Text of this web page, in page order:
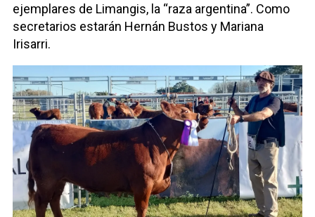
ejemplares de Limangis, la “raza argentina”. Como
secretarios estarán Hernán Bustos y Mariana
Irisarri.